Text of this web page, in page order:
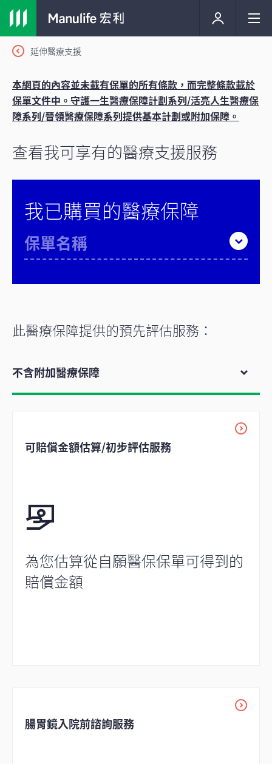
延伸醫療支援
本網頁的內容並未載有保單的所有條款，而完整條款載於
保單文件中。守護一生醫療保障計劃系列/活亮人生醫療保
障系列/晉領醫療保障系列提供基本計劃或附加保障。
查看我可享有的醫療支援服務
我已購買的醫療保障
保單名稱
此醫療保障提供的預先評估服務：
不含附加醫療保障
可賠償金額估算/初步評估服務
為您估算從自願醫保保單可得到的
賠償金額
腸胃鏡入院前諮詢服務